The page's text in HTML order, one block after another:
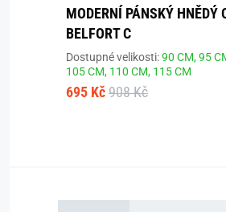
MODERNÍ PÁNSKÝ HNĚDÝ
BELFORT C
Dostupné velikosti:90 CM,95
105 CM, 110 CM, 115 CM
695 Kč 908 Kč